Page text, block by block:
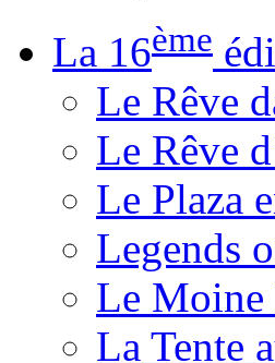
La 16ème
Le Rêve
Le Rêve
Le Plaza
Legends
Le Moine
La Tente